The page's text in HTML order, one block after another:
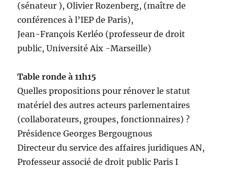
(sénateur ), Olivier Rozenberg, (maître de
conférences à l’IEP de Paris),
Jean-François Kerléo (professeur de droit
public, Université Aix -Marseille)
Table ronde à 11h15
Quelles propositions pour rénover le statut
matériel des autres acteurs parlementaires
(collaborateurs, groupes, fonctionnaires) ?
Présidence Georges Bergougnous
Directeur du service des affaires juridiques AN,
Professeur associé de droit public Paris I